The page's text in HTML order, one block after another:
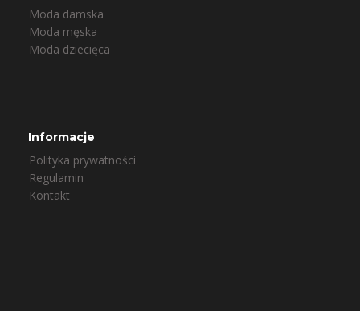
Moda damska
Moda męska
Moda dziecięca
Informacje
Polityka prywatności
Regulamin
Kontakt